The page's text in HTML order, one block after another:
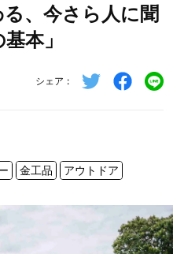
、今さら人に聞
本」
シェア
金工品 アウトドア